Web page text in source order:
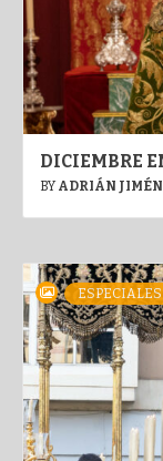
DICIEMBRE
BY ADRIÁN
ESPECIALES